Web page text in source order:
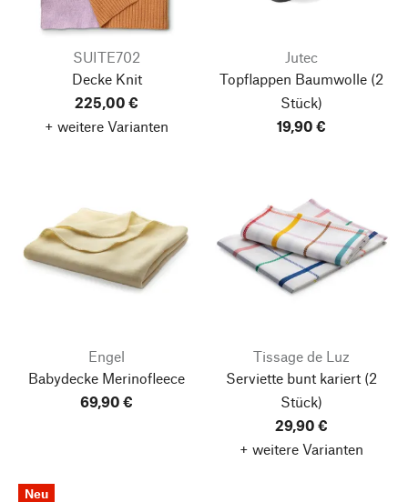
SUITE702
Decke Knit
225,00 €
+ weitere Varianten
Jutec
Topflappen Baumwolle (2
Stück)
19,90 €
Engel
Babydecke Merinofleece
69,90 €
Tissage de Luz
Serviette bunt kariert (2
Stück)
29,90 €
+ weitere Varianten
Neu